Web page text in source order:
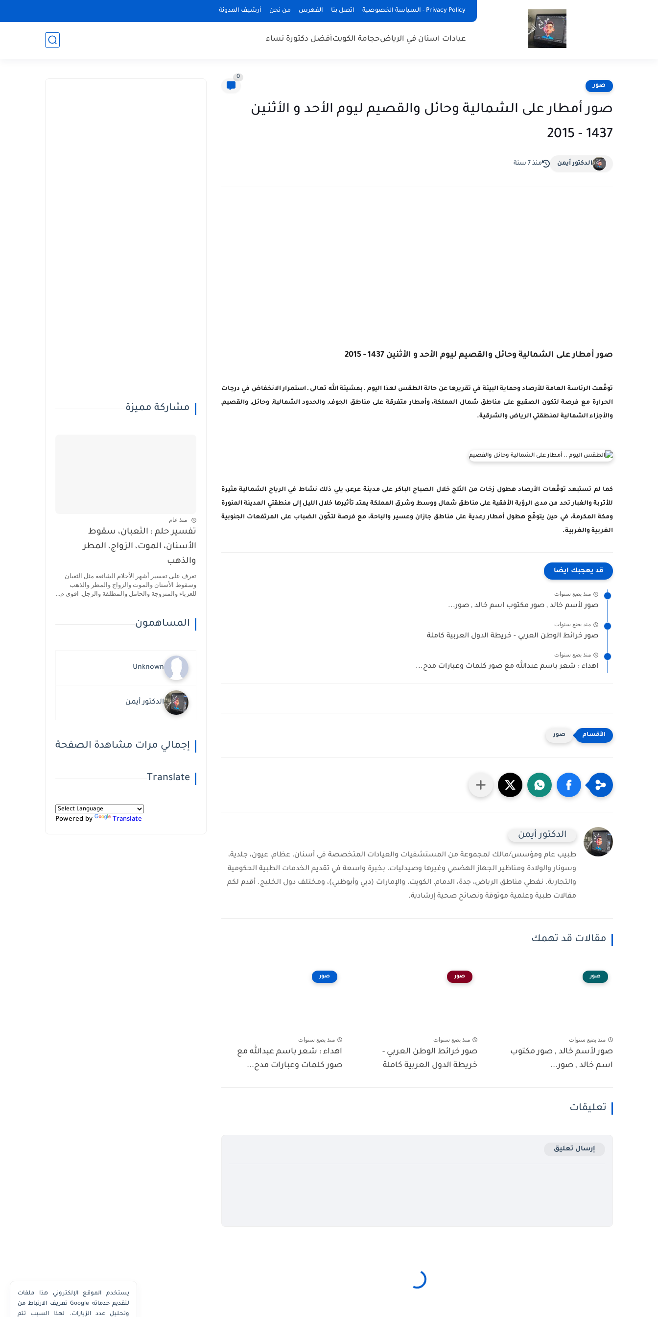
Privacy Policy - السياسة الخصوصية اتصل بنا الفهرس من نحن أرشيف المدونة
عيادات اسنان في الرياضحجامة الكويتأفضل دكتورة نساء
صور
0
صور أمطار على الشمالية وحائل والقصيم ليوم الأحد و الأثنين
1437 - 2015
الدكتور أيمن منذ 7 سنة
صور أمطار على الشمالية وحائل والقصيم ليوم الأحد و الأثنين 1437 - 2015
توقّعت الرئاسة العامة للأرصاد وحماية البيئة في تقريرها عن حالة الطقس لهذا اليوم ـ بمشيئة الله تعالى ـ استمرار الانخفاض في درجات
الحرارة مع فرصة لتكون الصقيع على مناطق شمال المملكة، وأمطار متفرقة على مناطق الجوف, والحدود الشمالية, وحائل, والقصيم,
والأجزاء الشمالية لمنطقتي الرياض والشرقية.
كما لم تستبعد توقّعات الأرصاد هطول زخات من الثلج خلال الصباح الباكر على مدينة عرعر، يلي ذلك نشاط في الرياح الشمالية مثيرة
للأتربة والغبار تحد من مدى الرؤية الأفقية على مناطق شمال ووسط وشرق المملكة يمتد تأثيرها خلال الليل إلى منطقتي المدينة المنورة
ومكة المكرمة، في حين يتوقّع هطول أمطار رعدية على مناطق جازان وعسير والباحة، مع فرصة لتكّون الضباب على المرتفعات الجنوبية
الغربية والغربية.
قد يعجبك ايضا
منذ بضع سنوات
صور لأسم خالد , صور مكتوب اسم خالد , صور...
منذ بضع سنوات
صور خرائط الوطن العربي - خريطة الدول العربية كاملة
منذ بضع سنوات
اهداء : شعر باسم عبدالله مع صور كلمات وعبارات مدح...
صور
الدكتور أيمن
طبيب عام ومؤسس/مالك لمجموعة من المستشفيات والعيادات المتخصصة في أسنان، عظام، عيون، جلدية،
وسونار والولادة ومناظير الجهاز الهضمي وغيرها وصيدليات، بخبرة واسعة في تقديم الخدمات الطبية الحكومية
والتجارية. نغطي مناطق الرياض، جدة، الدمام، الكويت، والإمارات (دبي وأبوظبي)، ومختلف دول الخليج. أقدم لكم
مقالات طبية وعلمية موثوقة ونصائح صحية إرشادية.
مقالات قد تهمك
صور
منذ بضع سنوات
صور لأسم خالد , صور مكتوب
اسم خالد , صور...
صور
منذ بضع سنوات
صور خرائط الوطن العربي -
خريطة الدول العربية كاملة
صور
منذ بضع سنوات
اهداء : شعر باسم عبدالله مع
صور كلمات وعبارات مدح...
تعليقات
إرسال تعليق
مشاركة مميزة
منذ عام
تفسير حلم : الثعبان، سقوط
الأسنان، الموت، الزواج، المطر
والذهب
تعرف على تفسير أشهر الأحلام الشائعة مثل الثعبان
وسقوط الأسنان والموت والزواج والمطر والذهب
للعزباء والمتزوجة والحامل والمطلقة والرجل. اقوى م...
المساهمون
Unknown
الدكتور أيمن
إجمالي مرات مشاهدة الصفحة
Translate
Powered by Translate
يستخدم الموقع الإلكتروني هذا ملفات
تعريف الارتباط من Google لتقديم خدماته
وتحليل عدد الزيارات. لهذا السبب تتم